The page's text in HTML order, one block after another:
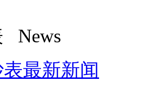
News
最新新闻